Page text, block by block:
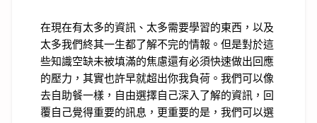
在現在有太多的資訊、太多需要學習的東西，以及
太多我們終其一生都了解不完的情報。但是對於這
些知識空缺未被填滿的焦慮還有必須快速做出回應
的壓力，其實也許早就超出你我負荷。我們可以像
去自助餐一樣，自由選擇自己深入了解的資訊，回
覆自己覺得重要的訊息，更重要的是，我們可以選